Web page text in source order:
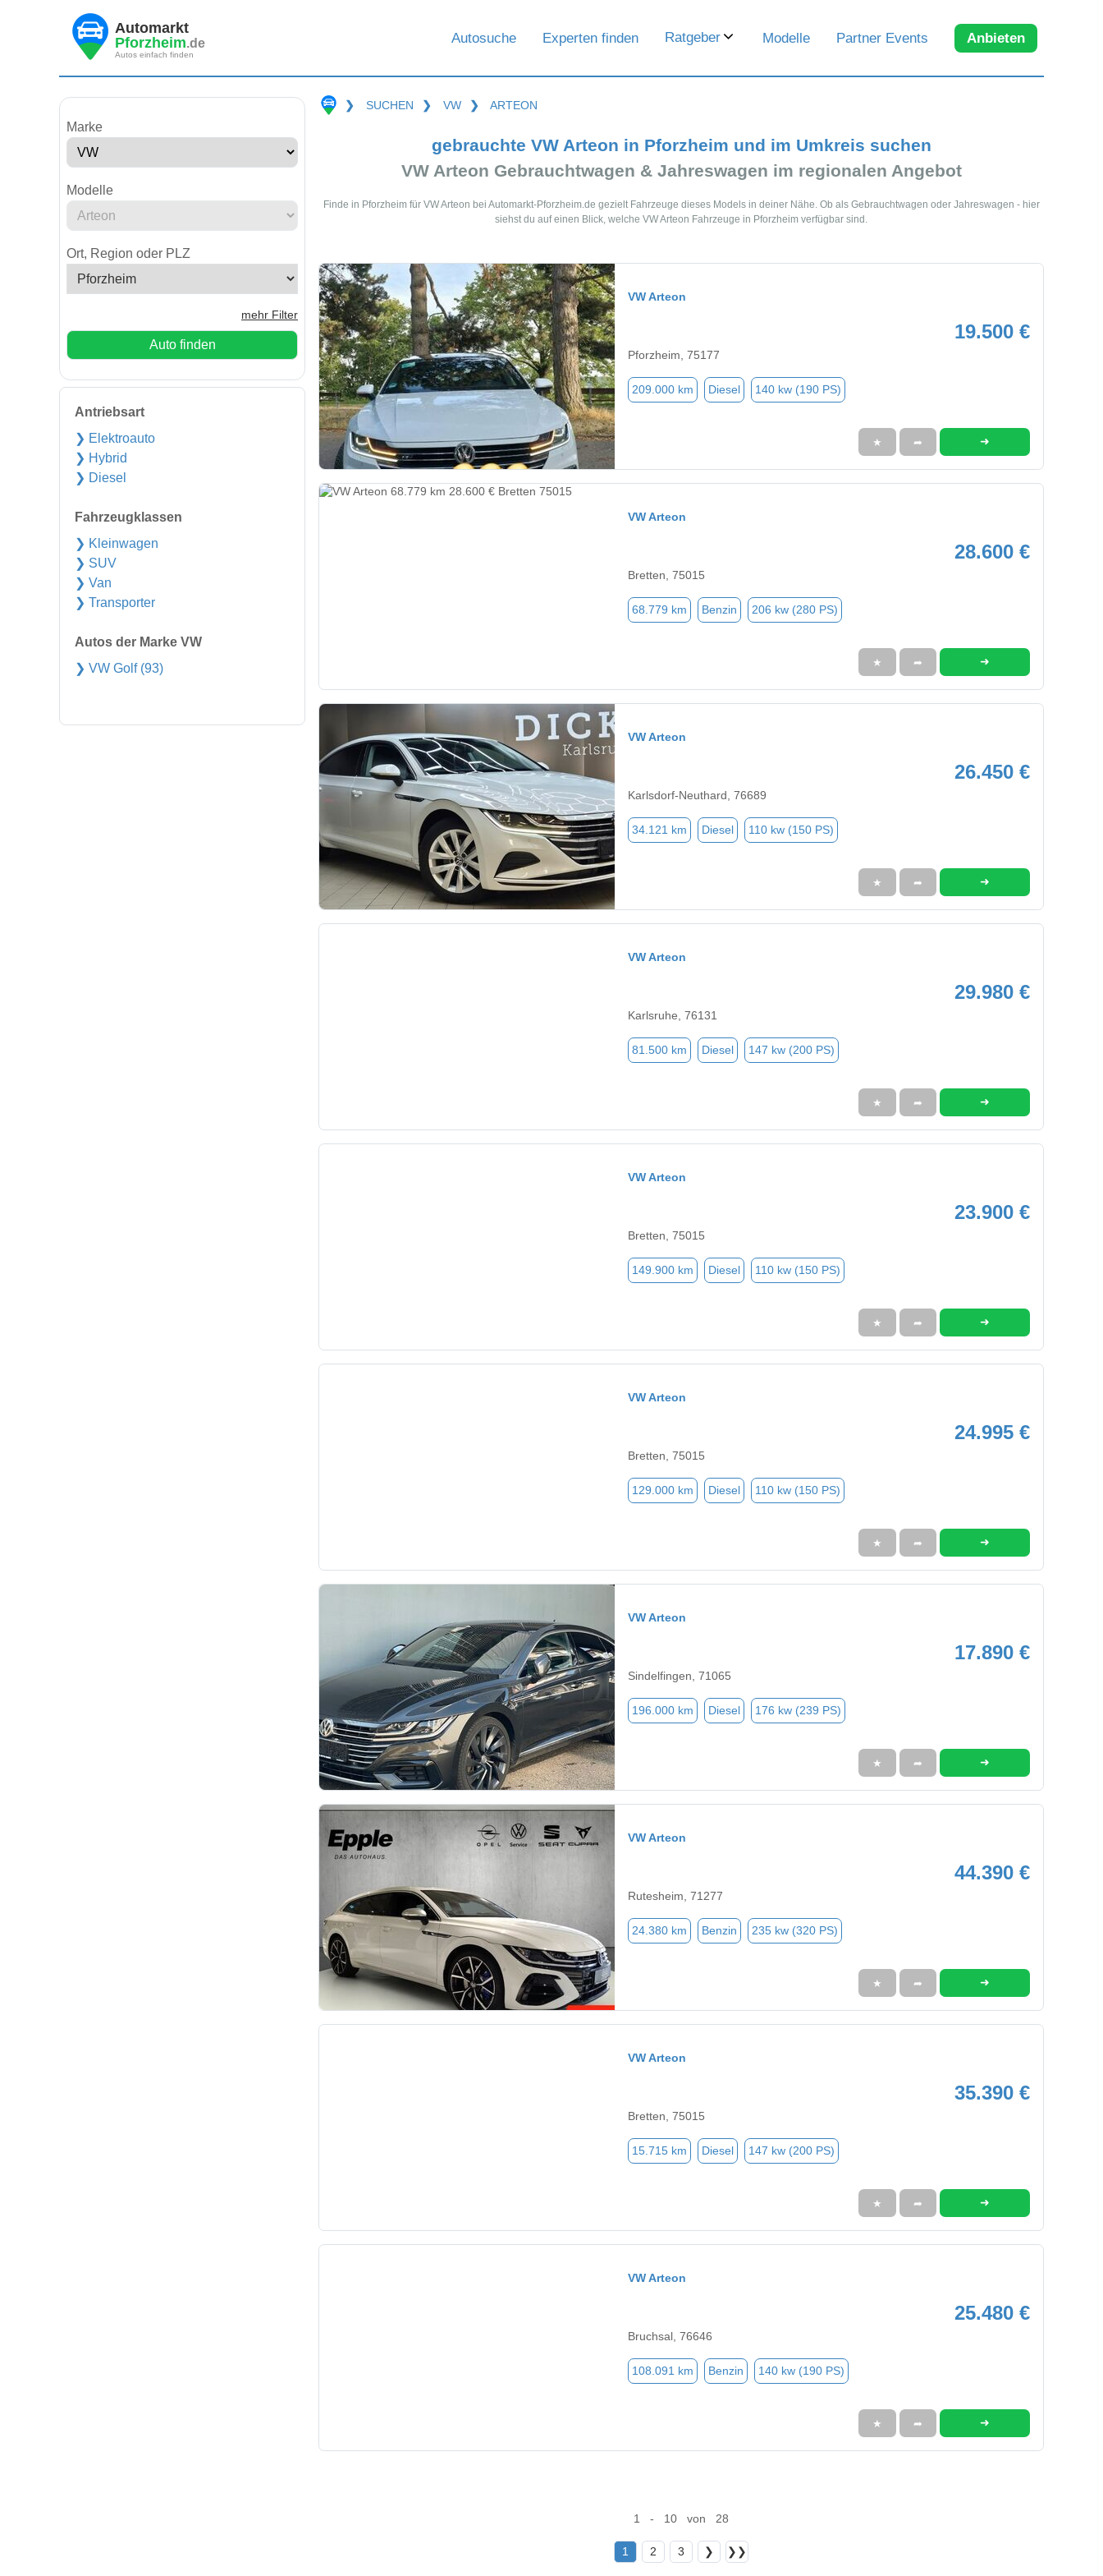
Automarkt
Pforzheim.de
Autos einfach finden
Autosuche Experten finden Ratgeber Modelle Partner Events Anbieten
Marke
Modelle
Ort, Region oder PLZ
mehr Filter
Auto finden
Antriebsart
❯ Elektroauto
❯ Hybrid
❯ Diesel
Fahrzeugklassen
❯ Kleinwagen
❯ SUV
❯ Van
❯ Transporter
Autos der Marke VW
❯ VW Golf (93)
❯ SUCHEN ❯ VW ❯ ARTEON
gebrauchte VW Arteon in Pforzheim und im Umkreis suchen
VW Arteon Gebrauchtwagen & Jahreswagen im regionalen Angebot
Finde in Pforzheim für VW Arteon bei Automarkt-Pforzheim.de gezielt Fahrzeuge dieses Models in deiner Nähe. Ob als Gebrauchtwagen oder Jahreswagen - hier
siehst du auf einen Blick, welche VW Arteon Fahrzeuge in Pforzheim verfügbar sind.
VW Arteon
19.500 €
Pforzheim, 75177
209.000 km Diesel 140 kw (190 PS)
★ ➦ ➜
VW Arteon
28.600 €
Bretten, 75015
68.779 km Benzin 206 kw (280 PS)
★ ➦ ➜
VW Arteon
26.450 €
Karlsdorf-Neuthard, 76689
34.121 km Diesel 110 kw (150 PS)
★ ➦ ➜
VW Arteon
29.980 €
Karlsruhe, 76131
81.500 km Diesel 147 kw (200 PS)
★ ➦ ➜
VW Arteon
23.900 €
Bretten, 75015
149.900 km Diesel 110 kw (150 PS)
★ ➦ ➜
VW Arteon
24.995 €
Bretten, 75015
129.000 km Diesel 110 kw (150 PS)
★ ➦ ➜
VW Arteon
17.890 €
Sindelfingen, 71065
196.000 km Diesel 176 kw (239 PS)
★ ➦ ➜
VW Arteon
44.390 €
Rutesheim, 71277
24.380 km Benzin 235 kw (320 PS)
★ ➦ ➜
VW Arteon
35.390 €
Bretten, 75015
15.715 km Diesel 147 kw (200 PS)
★ ➦ ➜
VW Arteon
25.480 €
Bruchsal, 76646
108.091 km Benzin 140 kw (190 PS)
★ ➦ ➜
1 - 10 von 28
1 2 3 ❯ ❯❯